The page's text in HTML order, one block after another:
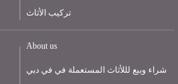
تركيب الأثاث
About us
شراء وبيع لللأثاث المستعملة في في دبي